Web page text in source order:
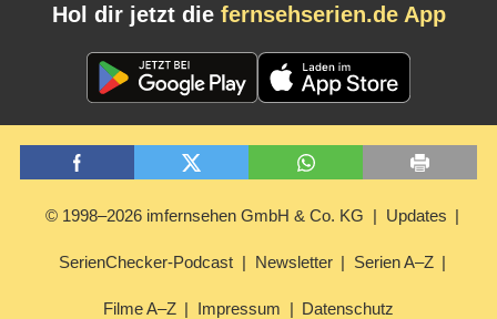
Hol dir jetzt die fernsehserien.de App
© 1998–2026 imfernsehen GmbH & Co. KG Updates
SerienChecker-Podcast Newsletter Serien A–Z
Filme A–Z Impressum Datenschutz